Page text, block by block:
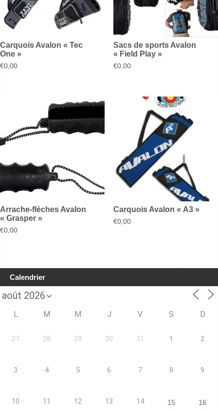
Carquois Avalon « Tec
One »
€0,00
Sacs de sports Avalon
« Field Play »
€0,00
Arrache-flèches Avalon
« Grasper »
€0,00
Carquois Avalon « A3 »
€0,00
Calendrier
L M M J V S D
27 28 29 30 31 1 2
3 4 5 6 7 8 9
10 11 12 13 14 15 16